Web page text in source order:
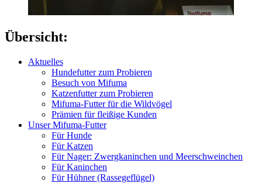
Übersicht:
Aktuelles
Hundefutter zum Probieren
Besuch von Mifuma
Katzenfutter zum Probieren
Mifuma-Futter für die Wildvögel
Prämien für fleißige Kunden
Unser Mifuma-Futter
Für Hunde
Für Katzen
Für Nager: Zwergkaninchen und Meerschweinchen
Für Kaninchen
Für Hühner (Rassegeflügel)